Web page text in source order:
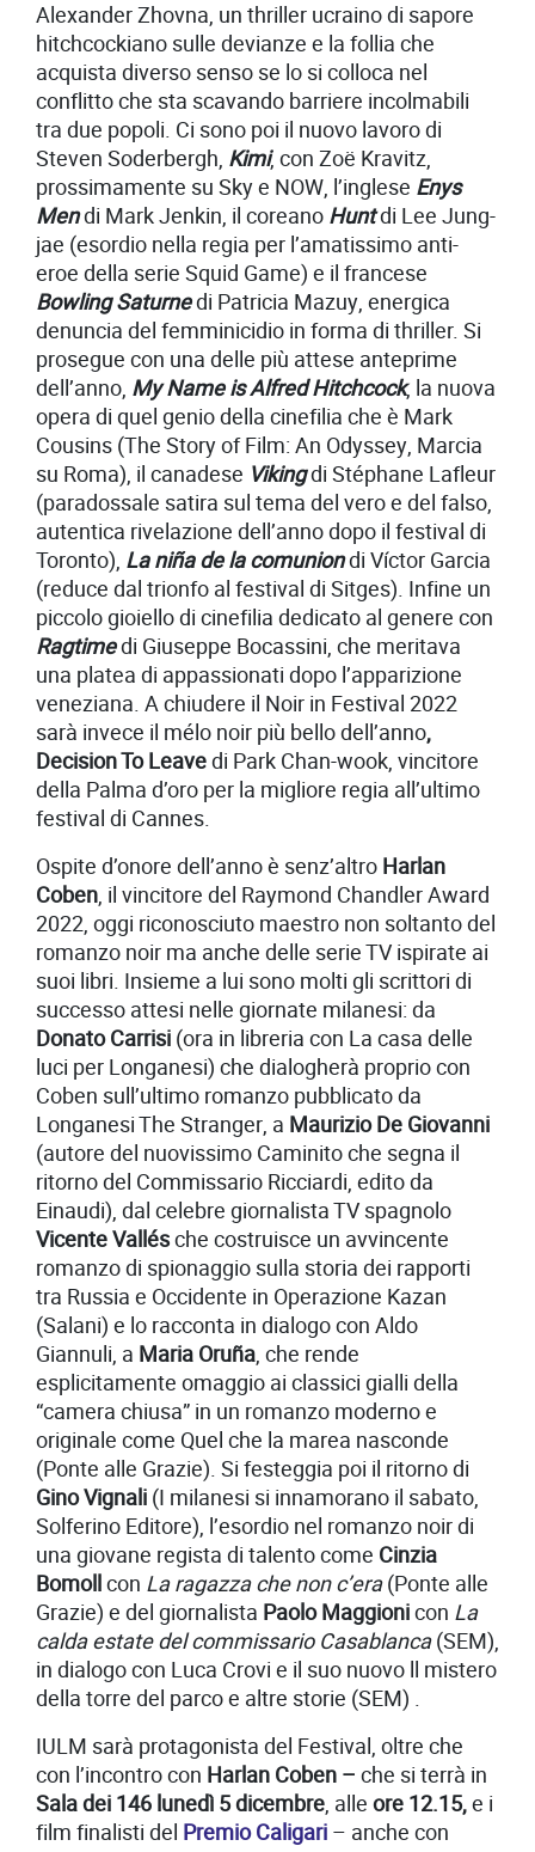
Alexander Zhovna, un thriller ucraino di sapore
hitchcockiano sulle devianze e la follia che
acquista diverso senso se lo si colloca nel
conflitto che sta scavando barriere incolmabili
tra due popoli. Ci sono poi il nuovo lavoro di
Steven Soderbergh, Kimi, con Zoë Kravitz,
prossimamente su Sky e NOW, l’inglese Enys
Mendi Mark Jenkin, il coreano Huntdi Lee Jung-
jae (esordio nella regia per l’amatissimo anti-
eroe della serie Squid Game) e il francese
Bowling Saturnedi Patricia Mazuy, energica
denuncia del femminicidio in forma di thriller. Si
prosegue con una delle più attese anteprime
dell’anno, My Name is Alfred Hitchcock, la nuova
opera di quel genio della cinefilia che è Mark
Cousins (The Story of Film: An Odyssey, Marcia
su Roma), il canadese Vikingdi Stéphane Lafleur
(paradossale satira sul tema del vero e del falso,
autentica rivelazione dell’anno dopo il festival di
Toronto), La niña de la comuniondi Víctor Garcia
(reduce dal trionfo al festival di Sitges). Infine un
piccolo gioiello di cinefilia dedicato al genere con
Ragtimedi Giuseppe Bocassini, che meritava
una platea di appassionati dopo l’apparizione
veneziana. A chiudere il Noir in Festival 2022
sarà invece il mélo noir più bello dell’anno,
Decision To Leavedi Park Chan-wook, vincitore
della Palma d’oro per la migliore regia all’ultimo
festival di Cannes.
Ospite d’onore dell’anno è senz’altro Harlan
Coben, il vincitore del Raymond Chandler Award
2022, oggi riconosciuto maestro non soltanto del
romanzo noir ma anche delle serie TV ispirate ai
suoi libri. Insieme a lui sono molti gli scrittori di
successo attesi nelle giornate milanesi: da
Donato Carrisi (ora in libreria con La casa delle
luci per Longanesi) che dialogherà proprio con
Coben sull’ultimo romanzo pubblicato da
Longanesi The Stranger, a Maurizio De Giovanni
(autore del nuovissimo Caminito che segna il
ritorno del Commissario Ricciardi, edito da
Einaudi), dal celebre giornalista TV spagnolo
Vicente Vallésche costruisce un avvincente
romanzo di spionaggio sulla storia dei rapporti
tra Russia e Occidente in Operazione Kazan
(Salani) e lo racconta in dialogo con Aldo
Giannuli, a Maria Oruña, che rende
esplicitamente omaggio ai classici gialli della
“camera chiusa” in un romanzo moderno e
originale come Quel che la marea nasconde
(Ponte alle Grazie). Si festeggia poi il ritorno di
Gino Vignali (I milanesi si innamorano il sabato,
Solferino Editore), l’esordio nel romanzo noir di
una giovane regista di talento come Cinzia
Bomollcon La ragazza che non c’era(Ponte alle
Grazie) e del giornalista Paolo Maggionicon La
calda estate del commissario Casablanca(SEM),
in dialogo con Luca Crovi e il suo nuovo ll mistero
della torre del parco e altre storie (SEM) .
IULM sarà protagonista del Festival, oltre che
con l’incontro con Harlan Coben – che si terrà in
Sala dei 146 lunedì 5 dicembre, alle ore 12.15,e i
film finalisti del Premio Caligari – anche con